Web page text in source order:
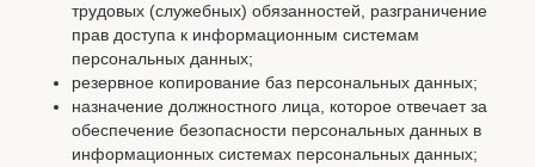
трудовых (служебных) обязанностей, разграничение
прав доступа к информационным системам
персональных данных;
резервное копирование баз персональных данных;
назначение должностного лица, которое отвечает за
обеспечение безопасности персональных данных в
информационных системах персональных данных;